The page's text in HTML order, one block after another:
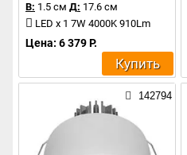
В: 1.5 см Д: 17.6 см
LED x 1 7W 4000K 910Lm
Цена: 6 379 Р.
Купить
142794